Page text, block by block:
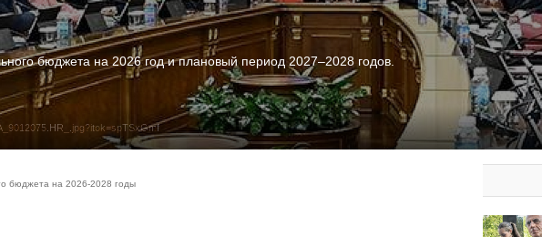
бюджета на 2026 год и плановый период 2027–2028 годов.
бюджета на 2026-2028 годы